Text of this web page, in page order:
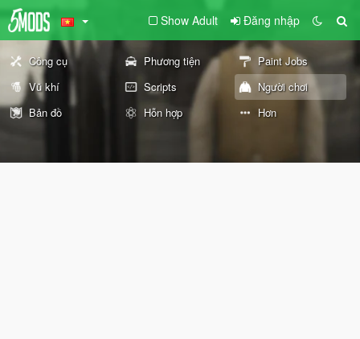
Show Adult Đăng nhập
Công cụ Phương tiện
Paint Jobs
Vũ khí
Scripts
Người chơi
Bản đồ
Hỗn hợp Hơn